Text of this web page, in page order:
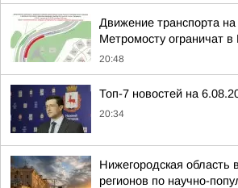
Движение транспорта на
Метромосту ограничат
20:48
Топ-7 новостей на
20:34
Нижегородская область
регионов по научно-